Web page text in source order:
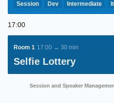
Session
Dev Intermediate
17:00
Room 1 17:00 → 30 min
Selfie Lottery
Session and Speaker